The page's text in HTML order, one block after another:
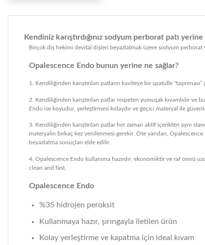
Kendiniz karıştırdığınız sodyum perborat patı
Birçok diş hekimi devital dişleri beyazlatmak üzere sodyum perborat
Opalescence Endo bunun yerine ne sağlar?
1. Kendiliğinden karıştırılan patların kaviteye bir spatülle
2. Kendiliğinden karıştırılan patlar nispeten yumuşak kıvamlıdır ve
Endo ise koyudur, yerleştirmesi kolaydır ve geçici materyal ile
3. Kendiliğinden karıştırılan patlar her zaman aktif içerikten aynı
materyalin birkaç kez yenilenmesi gerekir. Öte yandan,
beyazlatma sonuçları elde edilir.
4. Opalescence Endo kullanıma hazırdır, ekonomiktir ve raf ömrü
clean and fast.
Opalescence Endo
%35 hidrojen peroksit
Kullanmaya hazır, şırıngayla iletilen ürün
Kolay yerleştirme ve kapatma için ideal kıvam